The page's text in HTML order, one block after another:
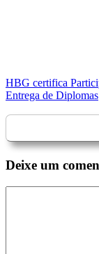
HBG certifica
Entrega de Diplomas
Deixe um